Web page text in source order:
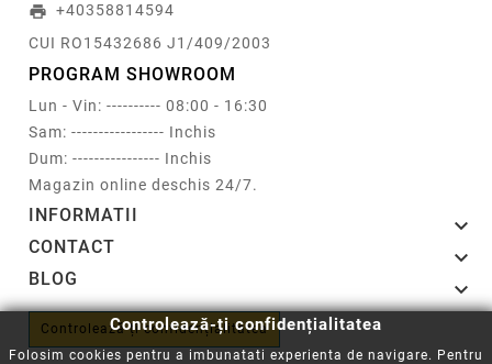
print +40358814594
CUI RO15432686 J1/409/2003
PROGRAM SHOWROOM
Lun - Vin: ---------- 08:00 - 16:30
Sam: ----------------- Inchis
Dum: ---------------- Inchis
Magazin online deschis 24/7.
INFORMATII 
CONTACT 
BLOG 
Controlează-ți confidențialitatea
Controlează-ți confidențialitatea
Folosim cookies pentru a imbunatati experienta de navigare. Pentru